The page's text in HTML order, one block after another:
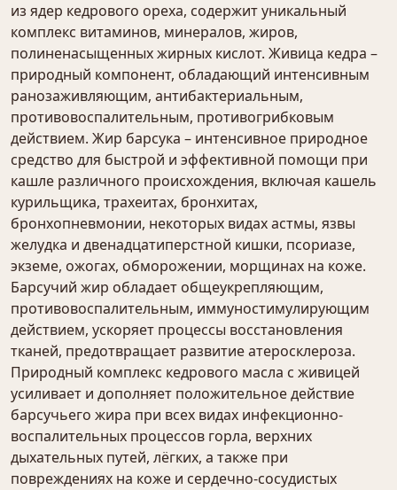
из ядер кедрового ореха, содержит уникальный
комплекс витаминов, минералов, жиров,
полиненасыщенных жирных кислот. Живица кедра –
природный компонент, обладающий интенсивным
ранозаживляющим, антибактериальным,
противовоспалительным, противогрибковым
действием. Жир барсука – интенсивное природное
средство для быстрой и эффективной помощи при
кашле различного происхождения, включая кашель
курильщика, трахеитах, бронхитах,
бронхопневмонии, некоторых видах астмы, язвы
желудка и двенадцатиперстной кишки, псориазе,
экземе, ожогах, обморожении, морщинах на коже.
Барсучий жир обладает общеукрепляющим,
противовоспалительным, иммуностимулирующим
действием, ускоряет процессы восстановления
тканей, предотвращает развитие атеросклероза.
Природный комплекс кедрового масла с живицей
усиливает и дополняет положительное действие
барсучьего жира при всех видах инфекционно-
воспалительных процессов горла, верхних
дыхательных путей, лёгких, а также при
повреждениях на коже и сердечно-сосудистых